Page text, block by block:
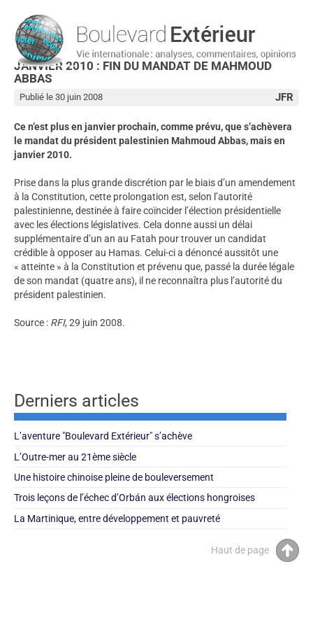
JANVIER 2010 : FIN DU MANDAT DE MAHMOUD
ABBAS
JFR
Publié le 30 juin 2008
Ce n’est plus en janvier prochain, comme prévu, que s’achèvera
le mandat du président palestinien Mahmoud Abbas, mais en
janvier 2010.
Prise dans la plus grande discrétion par le biais d’un amendement
à la Constitution, cette prolongation est, selon l’autorité
palestinienne, destinée à faire coïncider l’élection présidentielle
avec les élections législatives. Cela donne aussi un délai
supplémentaire d’un an au Fatah pour trouver un candidat
crédible à opposer au Hamas. Celui-ci a dénoncé aussitôt une
« atteinte » à la Constitution et prévenu que, passé la durée légale
de son mandat (quatre ans), il ne reconnaîtra plus l’autorité du
président palestinien.
Source : RFI, 29 juin 2008.
Derniers articles
L’aventure "Boulevard Extérieur" s’achève
L’Outre-mer au 21ème siècle
Une histoire chinoise pleine de bouleversement
Trois leçons de l’échec d’Orbán aux élections hongroises
La Martinique, entre développement et pauvreté
Haut de page